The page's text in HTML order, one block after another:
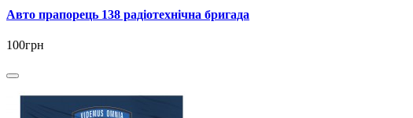
Авто прапорець 138 радіотехнічна бригада
100грн